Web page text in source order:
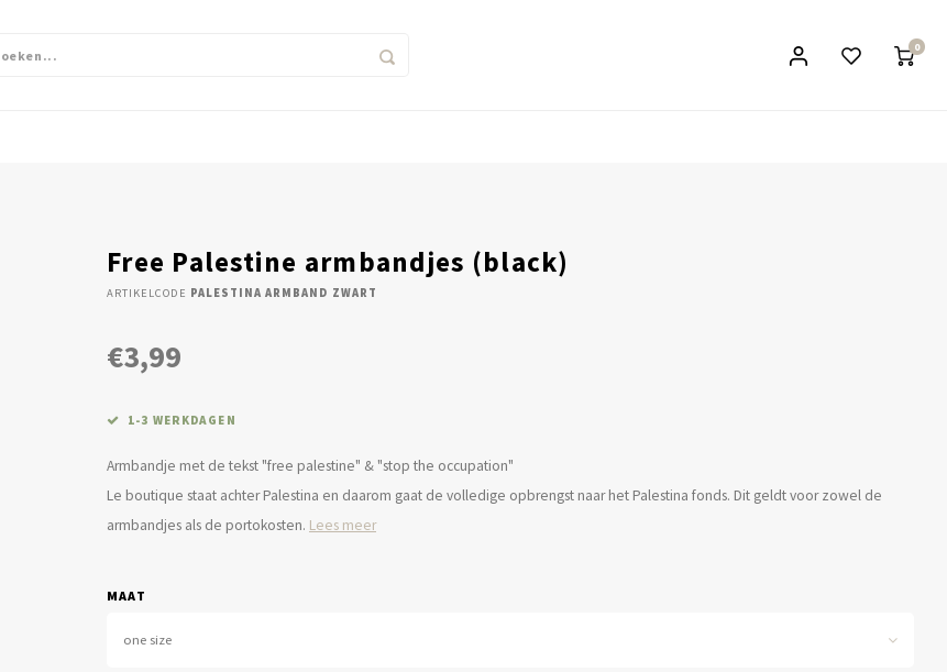
0
Free Palestine armbandjes (black)
ARTIKELCODE PALESTINA ARMBAND ZWART
€3,99
1-3 WERKDAGEN
Armbandje met de tekst "free palestine" & "stop the occupation"
Le boutique staat achter Palestina en daarom gaat de volledige opbrengst naar het Palestina fonds. Dit geldt voor zowel de
armbandjes als de portokosten. Lees meer
MAAT
one size